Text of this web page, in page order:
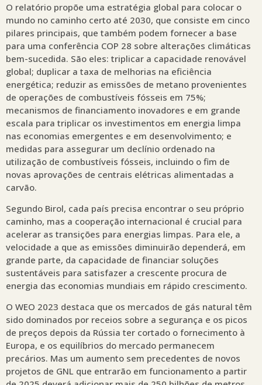
O relatório propõe uma estratégia global para colocar o
mundo no caminho certo até 2030, que consiste em cinco
pilares principais, que também podem fornecer a base
para uma conferência COP 28 sobre alterações climáticas
bem-sucedida. São eles: triplicar a capacidade renovável
global; duplicar a taxa de melhorias na eficiência
energética; reduzir as emissões de metano provenientes
de operações de combustíveis fósseis em 75%;
mecanismos de financiamento inovadores e em grande
escala para triplicar os investimentos em energia limpa
nas economias emergentes e em desenvolvimento; e
medidas para assegurar um declínio ordenado na
utilização de combustíveis fósseis, incluindo o fim de
novas aprovações de centrais elétricas alimentadas a
carvão.
Segundo Birol, cada país precisa encontrar o seu próprio
caminho, mas a cooperação internacional é crucial para
acelerar as transições para energias limpas. Para ele, a
velocidade a que as emissões diminuirão dependerá, em
grande parte, da capacidade de financiar soluções
sustentáveis para satisfazer a crescente procura de
energia das economias mundiais em rápido crescimento.
O WEO 2023 destaca que os mercados de gás natural têm
sido dominados por receios sobre a segurança e os picos
de preços depois da Rússia ter cortado o fornecimento à
Europa, e os equilíbrios do mercado permanecem
precários. Mas um aumento sem precedentes de novos
projetos de GNL que entrarão em funcionamento a partir